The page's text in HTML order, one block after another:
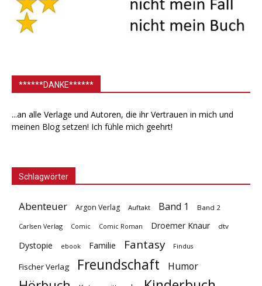
******DANKE******
...an alle Verlage und Autoren, die ihr Vertrauen in mich und
meinen Blog setzen! Ich fühle mich geehrt!
Schlagwörter
Abenteuer Argon Verlag Auftakt Band 1 Band 2
Carlsen Verlag Comic Comic Roman Droemer Knaur dtv
Dystopie ebook Familie Fantasy Findus
Fischer Verlag Freundschaft Humor